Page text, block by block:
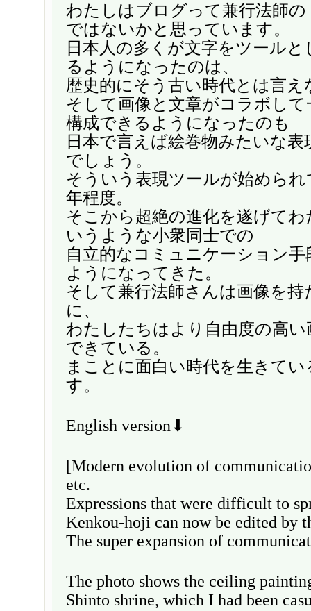
わたしはブログって兼行法師の
ではないかと思っています。
日本人の多くが文字をツール
るようになったのは、
歴史的にそう古い時代とは言え
そして画像と文章がコラボし
構成できるようになったのも
日本で言えば絵巻物みたいな
でしょう。
そういう表現ツールが始めら
年程度。
そこから超絶の進化を遂げてわ
いうような小衆同士での
自立的なコミュニケーション
ようになってきた。
そして兼行法師さんは画像を
に、
わたしたちはより自由度の高
できている。
まことに面白い時代を生きて
す。
English version⬇
[Modern evolution of
etc.
Expressions that were difficult to
Kenkou-hoji can now be edited by
The super expansion of
The photo shows the ceiling
Shinto shrine, which I had been